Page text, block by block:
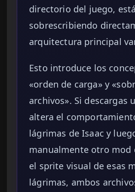
directorio del juego,
sobrescribiendo
arquitectura principal
Esto introduce los
«orden de carga» y
archivos». Si descargas
altera el
lágrimas de Isaac y
manualmente otro mod
el sprite visual de esas
lágrimas, ambos